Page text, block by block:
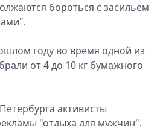
бороться с засильем
году во время одной из
от 4 до 10 кг бумажного
активисты
"отдыха для мужчин".